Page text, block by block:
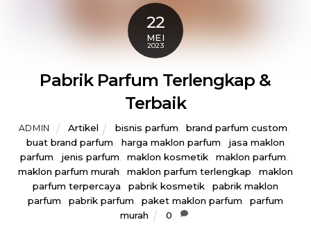
22
MEI
2023
Pabrik Parfum Terlengkap &
Terbaik
ADMIN Artikel bisnis parfum brand parfum custom
buat brand parfum
harga maklon parfum
jasa maklon
parfum
jenis parfum maklon kosmetik maklon parfum
maklon parfum murah
maklon parfum terlengkap
maklon
parfum terpercaya
pabrik kosmetik
pabrik maklon
parfum
pabrik parfum paket maklon parfum
parfum
murah
0